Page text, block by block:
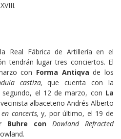
Real Fábrica de Artillería en el
tendrán lugar tres conciertos. El
con Forma Antiqva de los
castiza, que cuenta con la
el 12 de marzo, con La
albaceteño Andrés Alberto
en concerts,y, por último, el 19 de
Buhre con Dowland Refracted